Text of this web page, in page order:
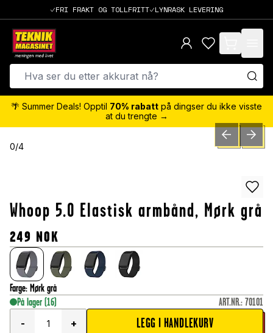
FRI FRAKT OG TOLLFRITT LYNRASK LEVERING
items in cart,
🌴 Summer Deals! Opptil 70% rabatt på dingser du ikke visste
at du trengte →
0/4 PREVIOUSNEXT
Whoop 5.0 Elastisk armbånd, Mørk grå
249 NOK
Farge: Mørk grå
På lager (16) ART.NR.: 70101
-
+ LEGG I HANDLEKURV